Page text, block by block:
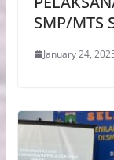
SMP/MTS
January 24,